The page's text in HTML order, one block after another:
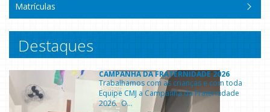
Matrículas
Destaques
CAMPANHA DA FRATERNIDADE 2026
Trabalhamos com as crianças e com toda
Equipe CMJ a Campanha da Fraternidade
2026. O...